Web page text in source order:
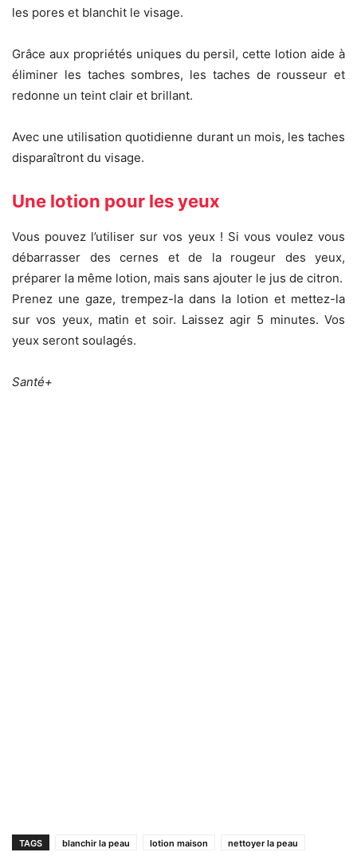
les pores et blanchit le visage.
Grâce aux propriétés uniques du persil, cette lotion aide à
éliminer les taches sombres, les taches de rousseur et
redonne un teint clair et brillant.
Avec une utilisation quotidienne durant un mois, les taches
disparaîtront du visage.
Une lotion pour les yeux
Vous pouvez l’utiliser sur vos yeux ! Si vous voulez vous
débarrasser des cernes et de la rougeur des yeux,
préparer la même lotion, mais sans ajouter le jus de citron.
Prenez une gaze, trempez-la dans la lotion et mettez-la
sur vos yeux, matin et soir. Laissez agir 5 minutes. Vos
yeux seront soulagés.
Santé+
TAGS blanchir la peau lotion maison nettoyer la peau